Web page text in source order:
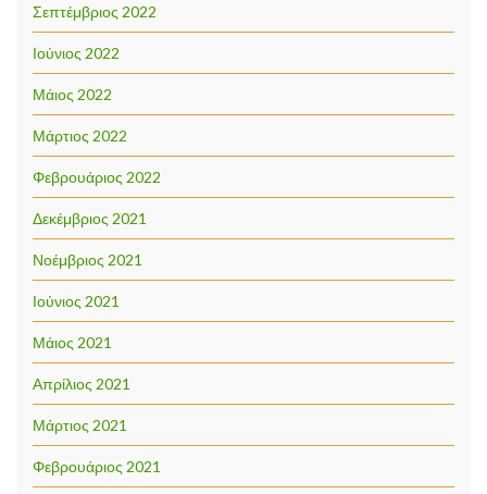
Σεπτέμβριος 2022
Ιούνιος 2022
Μάιος 2022
Μάρτιος 2022
Φεβρουάριος 2022
Δεκέμβριος 2021
Νοέμβριος 2021
Ιούνιος 2021
Μάιος 2021
Απρίλιος 2021
Μάρτιος 2021
Φεβρουάριος 2021